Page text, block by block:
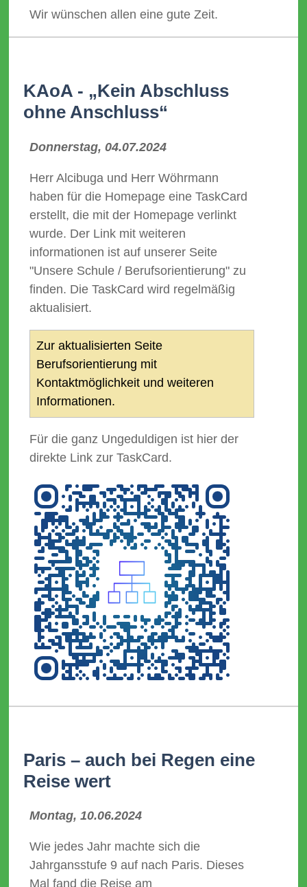
Wir wünschen allen eine gute Zeit.
KAoA - „Kein Abschluss
ohne Anschluss“
Donnerstag, 04.07.2024
Herr Alcibuga und Herr Wöhrmann
haben für die Homepage eine TaskCard
erstellt, die mit der Homepage verlinkt
wurde. Der Link mit weiteren
informationen ist auf unserer Seite
"Unsere Schule / Berufsorientierung" zu
finden. Die TaskCard wird regelmäßig
aktualisiert.
Zur aktualisierten Seite
Berufsorientierung mit
Kontaktmöglichkeit und weiteren
Informationen.
Für die ganz Ungeduldigen ist hier der
direkte Link zur TaskCard.
Paris – auch bei Regen eine
Reise wert
Montag, 10.06.2024
Wie jedes Jahr machte sich die
Jahrgansstufe 9 auf nach Paris. Dieses
Mal fand die Reise am